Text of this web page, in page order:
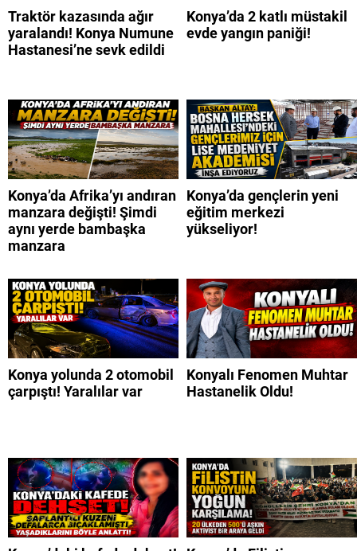
Traktör kazasında ağır
yaralandı! Konya Numune
Hastanesi’ne sevk edildi
Konya’da 2 katlı müstakil
evde yangın paniği!
Konya’da Afrika’yı andıran
manzara değişti! Şimdi
aynı yerde bambaşka
manzara
Konya’da gençlerin yeni
eğitim merkezi
yükseliyor!
Konya yolunda 2 otomobil
çarpıştı! Yaralılar var
Konyalı Fenomen Muhtar
Hastanelik Oldu!